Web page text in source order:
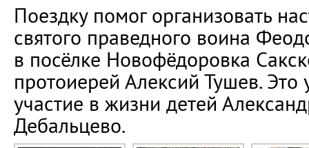
Поездку помог организовать
святого праведного воина
в посёлке Новофёдоровка
протоиерей Алексий Тушев. Это
участие в жизни детей
Дебальцево.